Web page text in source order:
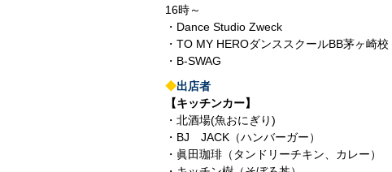
16時～
・Dance Studio Zweck
・TO MY HEROダンススクールBB茅ヶ崎校
・B-SWAG
◆出店者
【キッチンカー】
・北酒場(魚おにぎり)
・BJ JACK（ハンバーガー）
・眞田珈琲（タンドリーチキン、カレー）